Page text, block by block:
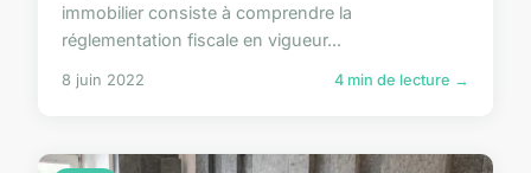
immobilier consiste à comprendre la
réglementation fiscale en vigueur...
8 juin 2022 4 min de lecture →